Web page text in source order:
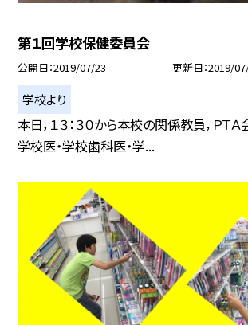
第１回学校保健委員会
公開日 2019/07/23 更新日 2019/
学校より
本日，１３：３０から本校の関係教員，ＰＴＡ
学校医・学校歯科医・学...